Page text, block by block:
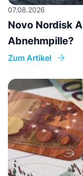
07.08.2026
Novo Nordisk
Abnehmpille?
Zum Artikel